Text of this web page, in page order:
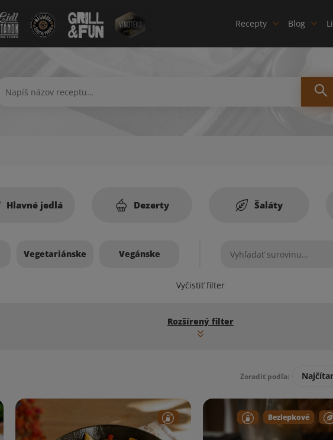
Recepty Blog
Hlavné jedlá Dezerty Šaláty
Vegetariánske Vegánske
Vyčistiť filter
Rozšírený filter
Zoradiť podľa:
Bezlepkové